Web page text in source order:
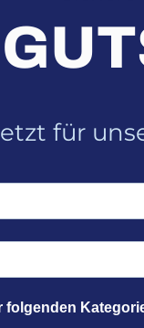
für
folgenden